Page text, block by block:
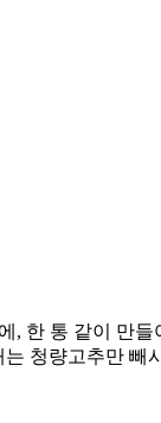
통 같이 만
청량고추만 빼